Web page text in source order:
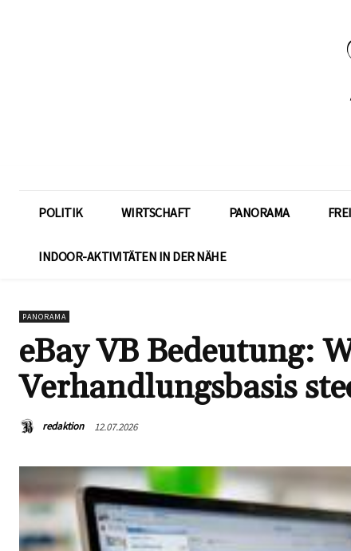
POLITIK WIRTSCHAFT PANORAMA
INDOOR-AKTIVITÄTEN IN DER NÄHE
PANORAMA
eBay VB Bedeutung:
Verhandlungsbasis
redaktion 12.07.2026